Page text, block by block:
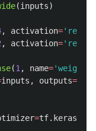
(inputs)
, activation=' relu
, activation=' relu
(1 , name='weight
inputs , outputs=
=tf. keras